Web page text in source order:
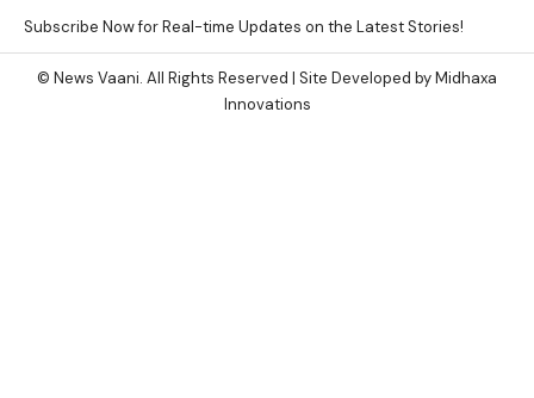
Subscribe Now for Real-time Updates on the Latest Stories!
© News Vaani. All Rights Reserved | Site Developed by Midhaxa
Innovations